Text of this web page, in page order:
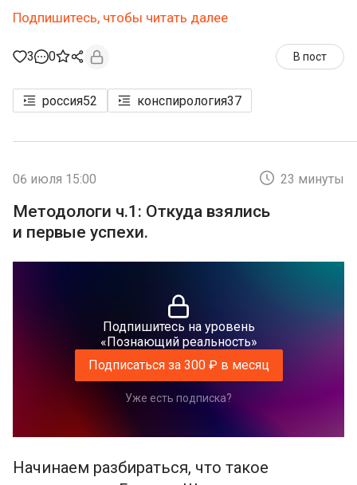
Подпишитесь, чтобы читать далее
3 0 В пост
россия52 конспирология37
06 июля 15:00 23 минуты
Методологи ч.1: Откуда взялись
и первые успехи.
Подпишитесь на уровень
«Познающий реальность»
Подписаться за 300 ₽ в месяц
Уже есть подписка?
Начинаем разбираться, что такое